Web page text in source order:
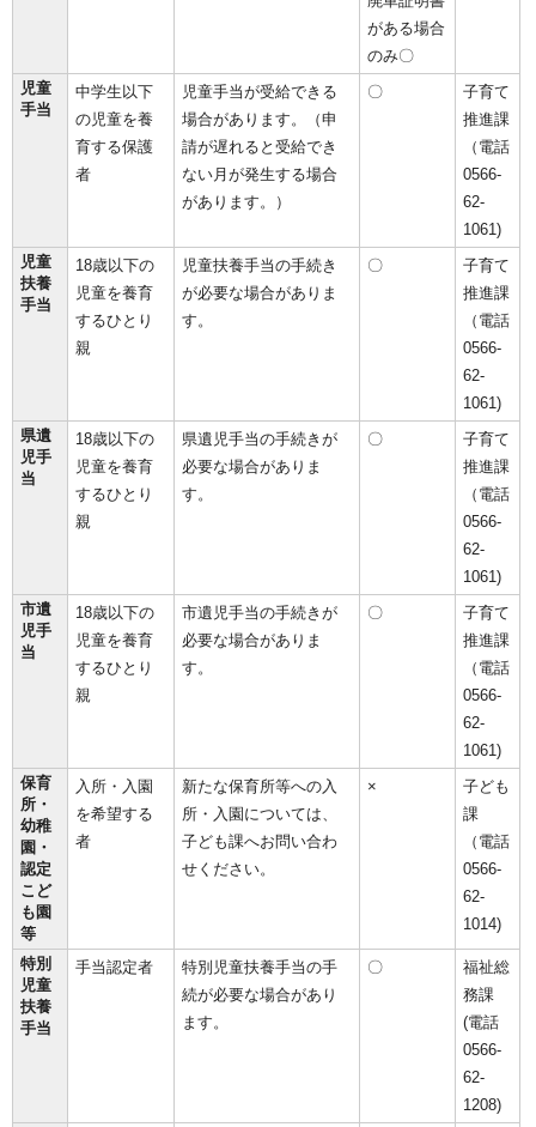
がある場合
のみ〇
児童
手当
中学生以下
の児童を養
育する保護
者
児童手当が受給できる
場合があります。（申
請が遅れると受給でき
ない月が発生する場合
があります。）
〇
子育て
推進課
（電話
0566-
62-
1061)
児童
扶養
手当
18歳以下の
児童を養育
するひとり
親
児童扶養手当の手続き
が必要な場合がありま
す。
〇
子育て
推進課
（電話
0566-
62-
1061)
県遺
児手
当
18歳以下の
児童を養育
するひとり
親
県遺児手当の手続きが
必要な場合がありま
す。
〇
子育て
推進課
（電話
0566-
62-
1061)
市遺
児手
当
18歳以下の
児童を養育
するひとり
親
市遺児手当の手続きが
必要な場合がありま
す。
〇
子育て
推進課
（電話
0566-
62-
1061)
保育
所・
幼稚
園・
認定
こど
も園
等
入所・入園
を希望する
者
新たな保育所等への入
所・入園については、
子ども課へお問い合わ
せください。
×
子ども
課
（電話
0566-
62-
1014)
特別
児童
扶養
手当
手当認定者
特別児童扶養手当の手
続が必要な場合があり
ます。
〇
福祉総
務課
(電話
0566-
62-
1208)